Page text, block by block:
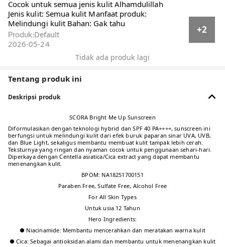
Cocok untuk semua jenis kulit Alhamdulillah
Jenis kulit: Semua kulit Manfaat produk:
Melindungi kulit Bahan: Gak tahu
+2
Produk:Default
2026-05-24
Tidak ada produk lagi
Tentang produk ini
Deskripsi produk
SCORA Bright Me Up Sunscreen
Diformulasikan dengan teknologi hybrid dan SPF 40 PA++++, sunscreen ini
berfungsi untuk melindungi kulit dari efek buruk paparan sinar UVA, UVB,
dan Blue Light, sekaligus membantu membuat kulit tampak lebih cerah.
Teksturnya yang ringan dan nyaman cocok untuk penggunaan sehari-hari.
Diperkaya dengan Centella asiatica/Cica extract yang dapat membantu
menenangkan kulit.
BPOM: NA18251700151
Paraben Free, Sulfate Free, Alcohol Free
For All Skin Types
Untuk usia 12 Tahun
Hero Ingredients:
● Niacinamide: Membantu mencerahkan dan meratakan warna kulit
● Cica: Sebagai antioksidan alami dan membantu untuk menenangkan kulit